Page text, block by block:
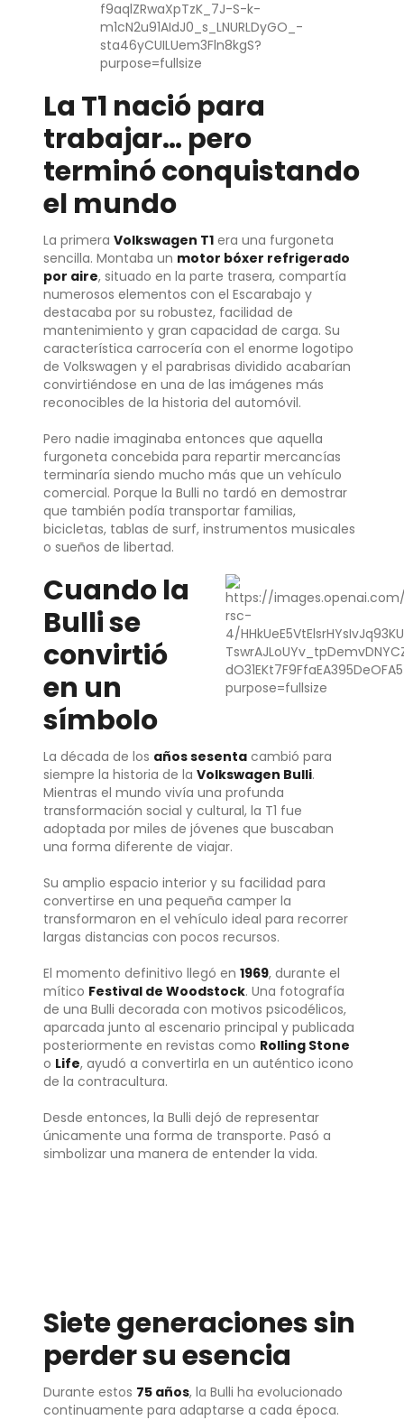
La T1 nació para
trabajar… pero
terminó conquistando
el mundo
La primera Volkswagen T1 era una furgoneta
sencilla. Montaba un motor bóxer refrigerado
por aire, situado en la parte trasera, compartía
numerosos elementos con el Escarabajo y
destacaba por su robustez, facilidad de
mantenimiento y gran capacidad de carga. Su
característica carrocería con el enorme logotipo
de Volkswagen y el parabrisas dividido acabarían
convirtiéndose en una de las imágenes más
reconocibles de la historia del automóvil.
Pero nadie imaginaba entonces que aquella
furgoneta concebida para repartir mercancías
terminaría siendo mucho más que un vehículo
comercial. Porque la Bulli no tardó en demostrar
que también podía transportar familias,
bicicletas, tablas de surf, instrumentos musicales
o sueños de libertad.
Cuando la
Bulli se
convirtió
en un
símbolo
La década de los años sesenta cambió para
siempre la historia de la Volkswagen Bulli.
Mientras el mundo vivía una profunda
transformación social y cultural, la T1 fue
adoptada por miles de jóvenes que buscaban
una forma diferente de viajar.
Su amplio espacio interior y su facilidad para
convertirse en una pequeña camper la
transformaron en el vehículo ideal para recorrer
largas distancias con pocos recursos.
El momento definitivo llegó en 1969, durante el
mítico Festival de Woodstock. Una fotografía
de una Bulli decorada con motivos psicodélicos,
aparcada junto al escenario principal y publicada
posteriormente en revistas como Rolling Stone
o Life, ayudó a convertirla en un auténtico icono
de la contracultura.
Desde entonces, la Bulli dejó de representar
únicamente una forma de transporte. Pasó a
simbolizar una manera de entender la vida.
Siete generaciones sin
perder su esencia
Durante estos 75 años, la Bulli ha evolucionado
continuamente para adaptarse a cada época.